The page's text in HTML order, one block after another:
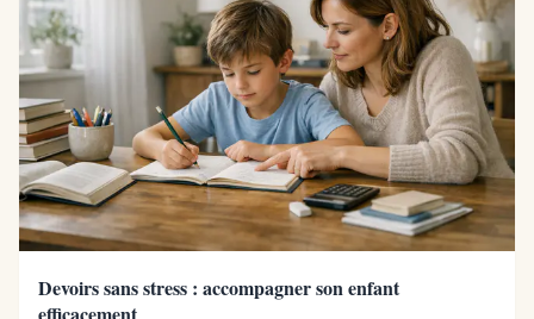
Devoirs sans stress : accompagner son enfant